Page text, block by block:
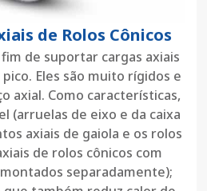
de Rolos Cônicos
de suportar cargas axiais
Eles são muito rígidos e
axial. Como características,
(arruelas de eixo e da caixa
axiais de gaiola e os rolos
de rolos cônicos com
separadamente);